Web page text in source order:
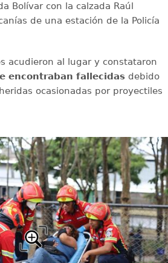
Bolívar con la calzada Raúl
de una estación de la Policía
acudieron al lugar y constataron
encontraban fallecidasdebido
ocasionadas por proyectiles